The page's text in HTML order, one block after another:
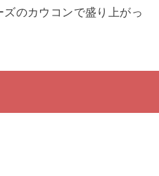
のカウコンで盛り上がっ